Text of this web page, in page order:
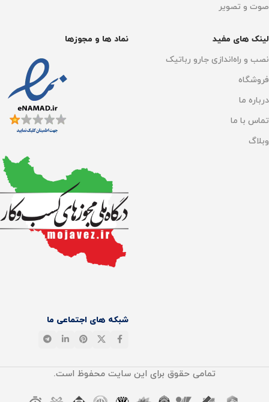
صوت و تصویر
لینک های مفید
نصب و راه‌اندازی جارو رباتیک
فروشگاه
درباره ما
تماس با ما
وبلاگ
نماد ها و مجوزها
شبکه های اجتماعی ما
تمامی حقوق برای این سایت محفوظ است.